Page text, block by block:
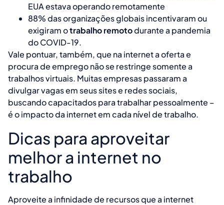
EUA estava operando remotamente
88% das organizações globais incentivaram ou
exigiram otrabalho remotodurante a pandemia
do COVID-19.
Vale pontuar, também, que na internet a oferta e
procura de emprego não se restringe somente a
trabalhos virtuais. Muitas empresas passaram a
divulgar vagas em seus sites e redes sociais,
buscando capacitados para trabalhar pessoalmente –
é o impacto da internet em cada nível de trabalho.
Dicas para aproveitar
melhor a internet no
trabalho
Aproveite a infinidade de recursos que a internet